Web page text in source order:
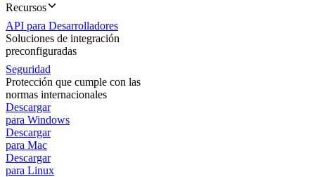
Recursos
API para Desarrolladores
Soluciones de integración
preconfiguradas
Seguridad
Protección que cumple con las
normas internacionales
Descargar
para Windows
Descargar
para Mac
Descargar
para Linux